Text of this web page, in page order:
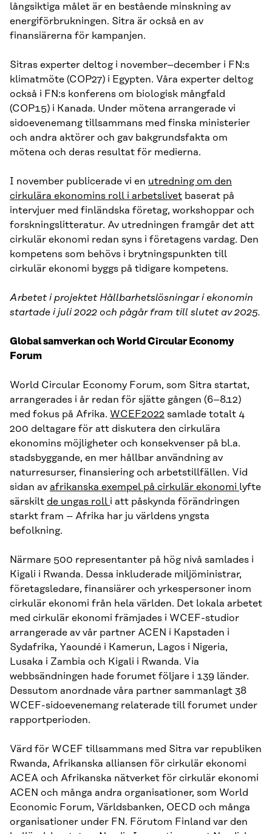
långsiktiga målet är en bestående minskning av
energiförbrukningen. Sitra är också en av
finansiärerna för kampanjen.
Sitras experter deltog i november–december i FN:s
klimatmöte (COP27) i Egypten. Våra experter deltog
också i FN:s konferens om biologisk mångfald
(COP15) i Kanada. Under mötena arrangerade vi
sidoevenemang tillsammans med finska ministerier
och andra aktörer och gav bakgrundsfakta om
mötena och deras resultat för medierna.
I november publicerade vi en utredning om den
cirkulära ekonomins roll i arbetslivet baserat på
intervjuer med finländska företag, workshoppar och
forskningslitteratur. Av utredningen framgår det att
cirkulär ekonomi redan syns i företagens vardag. Den
kompetens som behövs i brytningspunkten till
cirkulär ekonomi byggs på tidigare kompetens.
Arbetet i projektet Hållbarhetslösningar i ekonomin
startade i juli 2022 och pågår fram till slutet av 2025.
Global samverkan och World Circular Economy
Forum
World Circular Economy Forum, som Sitra startat,
arrangerades i år redan för sjätte gången (6–8.12)
med fokus på Afrika. WCEF2022 samlade totalt 4
200 deltagare för att diskutera den cirkulära
ekonomins möjligheter och konsekvenser på bl.a.
stadsbyggande, en mer hållbar användning av
naturresurser, finansiering och arbetstillfällen. Vid
sidan av afrikanska exempel på cirkulär ekonomi lyfte
särskilt de ungas roll i att påskynda förändringen
starkt fram – Afrika har ju världens yngsta
befolkning.
Närmare 500 representanter på hög nivå samlades i
Kigali i Rwanda. Dessa inkluderade miljöministrar,
företagsledare, finansiärer och yrkespersoner inom
cirkulär ekonomi från hela världen. Det lokala arbetet
med cirkulär ekonomi främjades i WCEF-studior
arrangerade av vår partner ACEN i Kapstaden i
Sydafrika, Yaoundé i Kamerun, Lagos i Nigeria,
Lusaka i Zambia och Kigali i Rwanda. Via
webbsändningen hade forumet följare i 139 länder.
Dessutom anordnade våra partner sammanlagt 38
WCEF-sidoevenemang relaterade till forumet under
rapportperioden.
Värd för WCEF tillsammans med Sitra var republiken
Rwanda, Afrikanska alliansen för cirkulär ekonomi
ACEA och Afrikanska nätverket för cirkulär ekonomi
ACEN och många andra organisationer, som World
Economic Forum, Världsbanken, OECD och många
organisationer under FN. Förutom Finland var den